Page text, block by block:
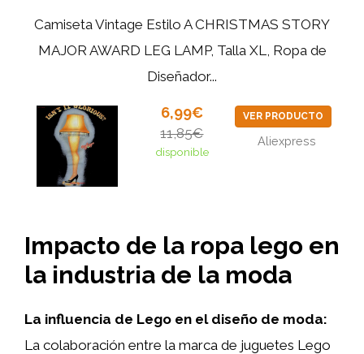
Camiseta Vintage Estilo A CHRISTMAS STORY
MAJOR AWARD LEG LAMP, Talla XL, Ropa de
Diseñador...
6,99€
11,85€
disponible
VER PRODUCTO
Aliexpress
Impacto de la ropa lego en
la industria de la moda
La influencia de Lego en el diseño de moda:
La colaboración entre la marca de juguetes Lego